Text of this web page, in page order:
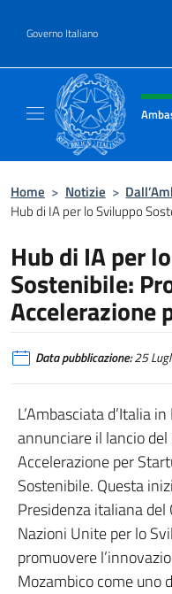
Governo Italiano
Intestazione
Home > Notizie >
Hub di IA per lo Sviluppo
Hub di IA per
Sostenibile:
Accelerazione
Data pubblicazione:25
L’Ambasciata d’Italia
annunciare il lancio
Accelerazione per
Sostenibile. Questa
Presidenza italiana
Nazioni Unite per lo
promuovere
Mozambico come uno